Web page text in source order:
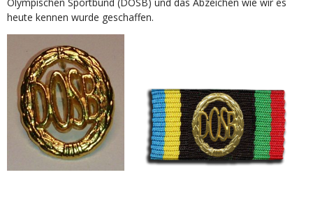
heute kennen wurde geschaffen.